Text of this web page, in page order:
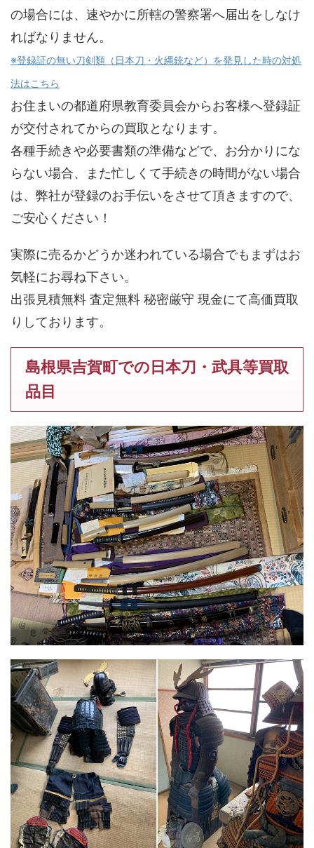
の場合には、速やかに所轄の警察署へ届出をしなけ
ればなりません。
※登録証の無い刀剣類（日本刀・火縄銃など）を発見した時の対処
法はこちら
お住まいの都道府県教育委員会からお客様へ登録証
が交付されてからの買取となります。
各種手続きや必要書類の準備などで、お分かりにな
らない場合、また忙しくて手続きの時間がない場合
は、弊社が登録のお手伝いをさせて頂きますので、
ご安心ください！
実際に売るかどうか迷われている場合でもまずはお
気軽にお尋ね下さい。
出張見積無料 査定無料 秘密厳守 現金にて高価買取
りしております。
島根県吉賀町での日本刀・武具等買取
品目